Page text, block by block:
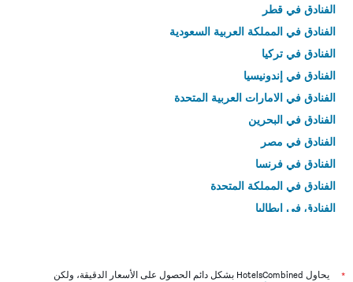
الفنادق في قطر
الفنادق في المملكة العربية السعودية
الفنادق في تركيا
الفنادق في إندونيسيا
الفنادق في الامارات العربية المتحدة
الفنادق في البحرين
الفنادق في مصر
الفنادق في فرنسا
الفنادق في المملكة المتحدة
الفنادق في إيطاليا
*
يحاول HotelsCombined بشكل دائم الحصول على الأسعار الدقيقة، ولكن